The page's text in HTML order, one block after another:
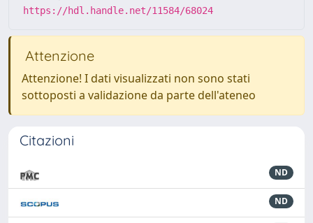
https://hdl.handle.net/11584/68024
Attenzione
Attenzione! I dati visualizzati non sono stati
sottoposti a validazione da parte dell'ateneo
Citazioni
ND
ND